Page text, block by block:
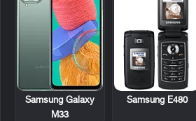
Samsung E480
Samsung Galaxy
M33